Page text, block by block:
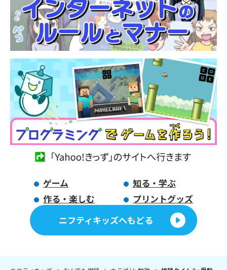
ゲーム
知る・学ぶ
作る・楽しむ
プリントグッズ
ニフティキッズへもどる